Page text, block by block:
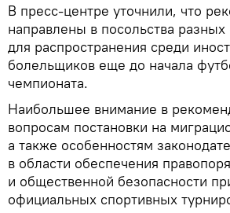
В пресс-центре уточнили, что
направлены в посольства разных
для распространения среди
болельщиков еще до начала
чемпионата.
Наибольшее внимание в
вопросам постановки на
а также особенностям
в области обеспечения
и общественной безопасности
официальных спортивных